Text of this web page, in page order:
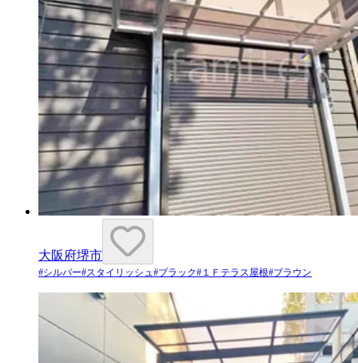
大阪府堺市
#シルバー#スタイリッシュ#ブラック# １Ｆテラス屋根#ブラウン